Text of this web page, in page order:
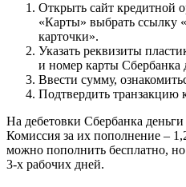
Открыть сайт кредитной
«Карты» выбрать ссылку
карточки».
Указать реквизиты
и номер карты Сбербанка
Ввести сумму,
Подтвердить
На дебетовки Сбербанка
Комиссия за их пополнение –
можно пополнить бесплатно,
3-х рабочих дней.